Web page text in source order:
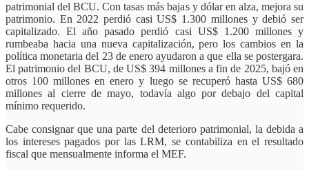
patrimonial del BCU. Con tasas más bajas y dólar en alza, mejora su
patrimonio. En 2022 perdió casi US$ 1.300 millones y debió ser
capitalizado. El año pasado perdió casi US$ 1.200 millones y
rumbeaba hacia una nueva capitalización, pero los cambios en la
política monetaria del 23 de enero ayudaron a que ella se postergara.
El patrimonio del BCU, de US$ 394 millones a fin de 2025, bajó en
otros 100 millones en enero y luego se recuperó hasta US$ 680
millones al cierre de mayo, todavía algo por debajo del capital
mínimo requerido.
Cabe consignar que una parte del deterioro patrimonial, la debida a
los intereses pagados por las LRM, se contabiliza en el resultado
fiscal que mensualmente informa el MEF.